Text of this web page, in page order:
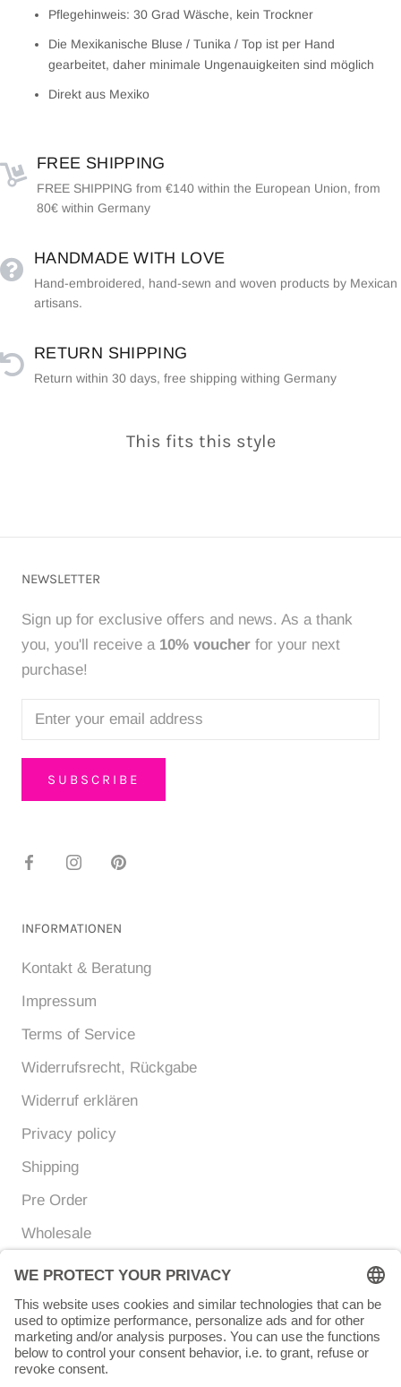
Pflegehinweis: 30 Grad Wäsche, kein Trockner
Die Mexikanische Bluse / Tunika / Top ist per Hand
gearbeitet, daher minimale Ungenauigkeiten sind möglich
Direkt aus Mexiko
FREE SHIPPING
FREE SHIPPING from €140 within the European Union, from
80€ within Germany
HANDMADE WITH LOVE
Hand-embroidered, hand-sewn and woven products by Mexican
artisans.
RETURN SHIPPING
Return within 30 days, free shipping withing Germany
This fits this style
NEWSLETTER
Sign up for exclusive offers and news. As a thank
you, you'll receive a 10% voucher for your next
purchase!
SUBSCRIBE
INFORMATIONEN
Kontakt & Beratung
Impressum
Terms of Service
Widerrufsrecht, Rückgabe
Widerruf erklären
Privacy policy
Shipping
Pre Order
Wholesale
Currency
EUR € Language
ENGLISH
© Chunigula mexfashion